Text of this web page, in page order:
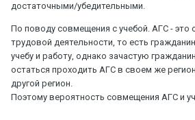
достаточными/убедительными.
По поводу совмещения с учебой. АГС - это
трудовой деятельности, то есть
учебу и работу, однако зачастую
остаться проходить АГС в своем же
другой регион.
Поэтому вероятность совмещения АГС и